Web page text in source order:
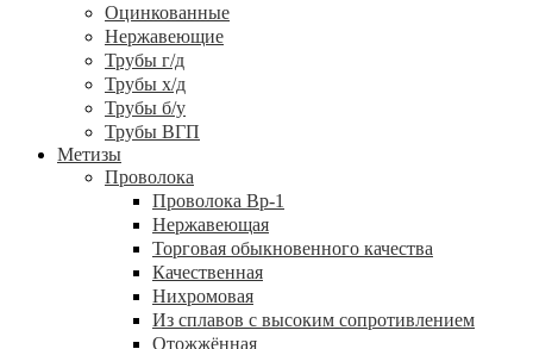
Оцинкованные
Нержавеющие
Трубы г/д
Трубы х/д
Трубы б/у
Трубы ВГП
Метизы
Проволока
Проволока Вр-1
Нержавеющая
Торговая обыкновенного качества
Качественная
Нихромовая
Из сплавов с высоким сопротивлением
Отожжённая